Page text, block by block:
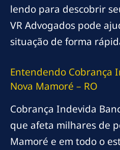
lendo para descobrir
VR Advogados pode
situação de forma
Entendendo Cobrança
Nova Mamoré – RO
Cobrança Indevida
que afeta milhares de
Mamoré e em todo o